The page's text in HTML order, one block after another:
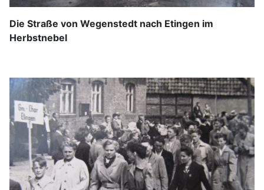
Die Straße von Wegenstedt nach Etingen im
Herbstnebel